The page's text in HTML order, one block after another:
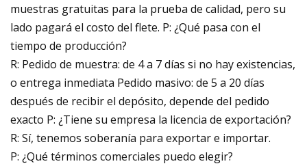
muestras gratuitas para la prueba de calidad, pero su
lado pagará el costo del flete. P: ¿Qué pasa con el
tiempo de producción?
R: Pedido de muestra: de 4 a 7 días si no hay existencias,
o entrega inmediata Pedido masivo: de 5 a 20 días
después de recibir el depósito, depende del pedido
exacto P: ¿Tiene su empresa la licencia de exportación?
R: Sí, tenemos soberanía para exportar e importar.
P: ¿Qué términos comerciales puedo elegir?